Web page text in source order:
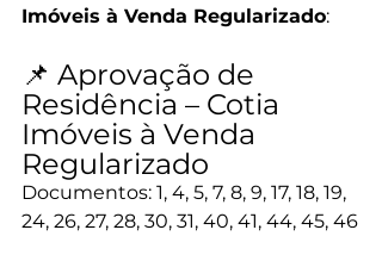
Imóveis à Venda Regularizado:
📌 Aprovação de
Residência – Cotia
Imóveis à Venda
Regularizado
Documentos: 1, 4, 5, 7, 8, 9, 17, 18, 19,
24, 26, 27, 28, 30, 31, 40, 41, 44, 45, 46